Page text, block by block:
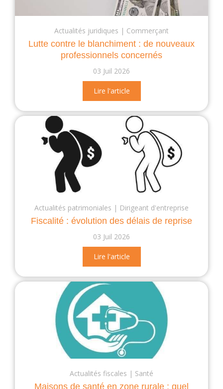
Actualités juridiques Commerçant
Lutte contre le blanchiment : de nouveaux
professionnels concernés
03 Juil 2026
Lire l'article
Actualités patrimoniales Dirigeant d'entreprise
Fiscalité : évolution des délais de reprise
03 Juil 2026
Lire l'article
Actualités fiscales Santé
Maisons de santé en zone rurale : quel